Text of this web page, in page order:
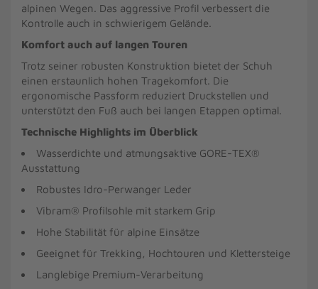
alpinen Wegen. Das aggressive Profil verbessert die
Kontrolle auch in schwierigem Gelände.
Komfort auch auf langen Touren
Trotz seiner robusten Konstruktion bietet der Schuh
einen erstaunlich hohen Tragekomfort. Die
ergonomische Passform reduziert Druckstellen und
unterstützt den Fuß auch bei langen Etappen optimal.
Technische Highlights im Überblick
Wasserdichte und atmungsaktive GORE-TEX®
Ausstattung
Robustes Idro-Perwanger Leder
Vibram® Profilsohle mit starkem Grip
Hohe Stabilität für alpine Einsätze
Geeignet für Trekking, Hochtouren und Klettersteige
Langlebige Premium-Verarbeitung